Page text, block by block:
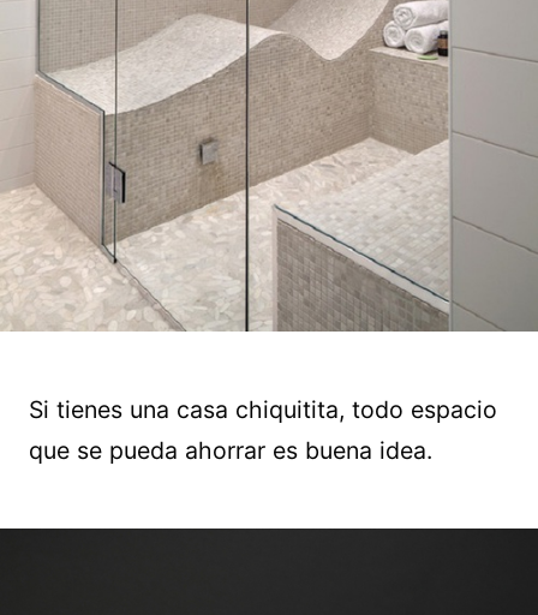
Si tienes una casa chiquitita, todo espacio
que se pueda ahorrar es buena idea.